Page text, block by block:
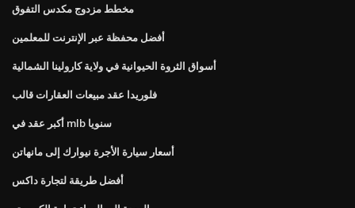
مخطط مزدوج مكدس التفوق
أفضل محفظة عبر الإنترنت للمعلمين
أسواق الثروة الحيوانية في ولاية كارولينا الشمالية
فلوريدا عقد مبيعات العقارات قالب
أكبر عقد في mlb سنويا
أسعار سيارة الأجرة نيوارك إلى مانهاتن
أفضل طريقة لتجارة داكس